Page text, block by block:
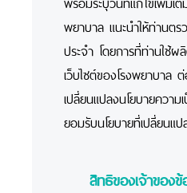
พยาบาล แนะนำให้ท่านตร
ประจำ โดยการที่ท่านใช้
เว็บไซต์ของโรงพยาบาล
เปลี่ยนแปลงนโยบายควา
ยอมรับนโยบายที่เปลี่ยนแ
สิทธิของเจ้าของข้